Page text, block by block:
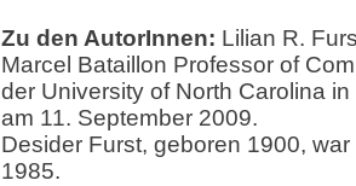
Zu den AutorInnen: Lilian R.
Marcel Bataillon Professor of
der University of North Carolina
am 11. September 2009.
Desider Furst, geboren 1900,
1985.